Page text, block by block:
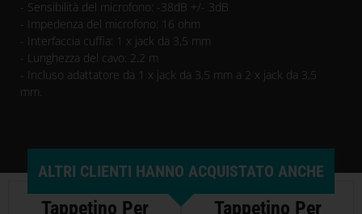
- Sensibilità del microfono: -38dB +/- 3dB
- Impedenza del microfono: 16 ohm
- Interfaccia cuffia: 1 x jack da 3,5 mm
- Lunghezza del cavo: 2,2 m
- Incluso adattatore da 1 x jack da 3,5 mm a 2 x jack da 3,5
mm.
ALTRI CLIENTI HANNO ACQUISTATO ANCHE
Tappetino Per
Tappetino Per